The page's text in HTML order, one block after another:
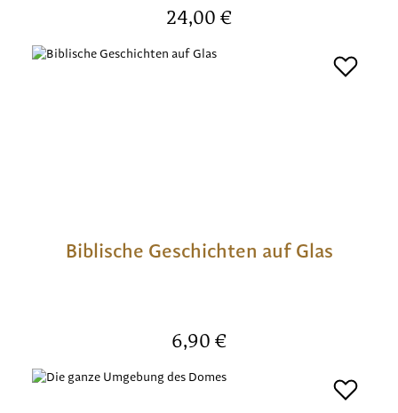
Regulärer Preis:
24,00 €
Biblische Geschichten auf Glas
Regulärer Preis:
6,90 €